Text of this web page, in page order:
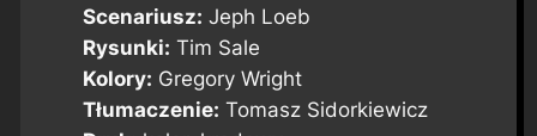
Scenariusz: Jeph Loeb
Rysunki: Tim Sale
Kolory: Gregory Wright
Tłumaczenie: Tomasz Sidorkiewicz